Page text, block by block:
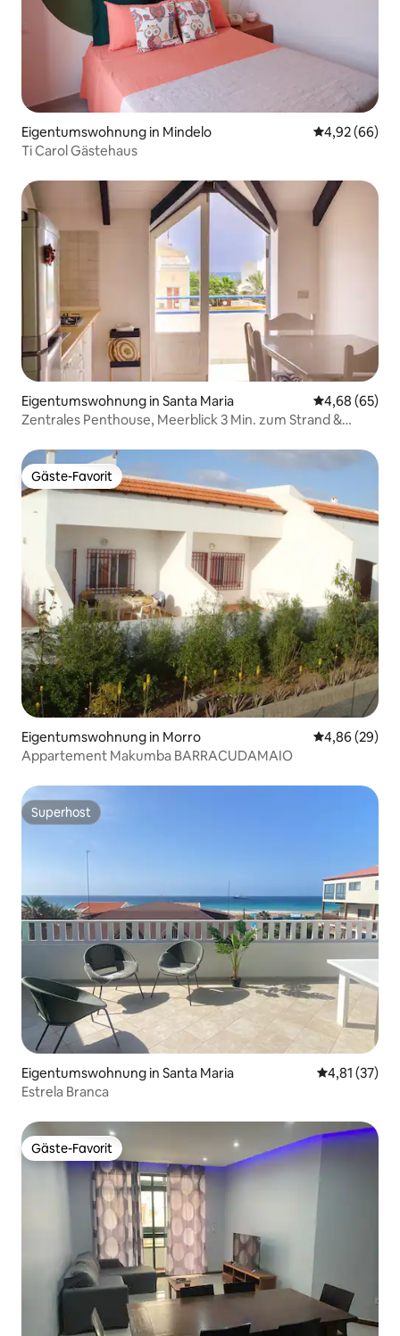
Eigentumswohnung in Mindelo
4,92 (66)
Ti Carol Gästehaus
Eigentumswohnung in Santa Maria
4,68 (65)
Zentrales Penthouse, Meerblick 3 Min. zum Strand &
Gäste-Favorit
Gäste-Favorit
Eigentumswohnung in Morro
4,86 (29)
Appartement Makumba BARRACUDAMAIO
Superhost
Superhost
Eigentumswohnung in Santa Maria
4,81 (37)
Estrela Branca
Gäste-Favorit
Gäste-Favorit